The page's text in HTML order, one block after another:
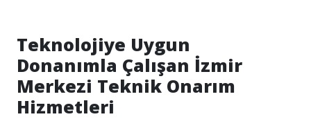
Teknolojiye Uygun
Donanımla Çalışan İzmir
Merkezi Teknik Onarım
Hizmetleri